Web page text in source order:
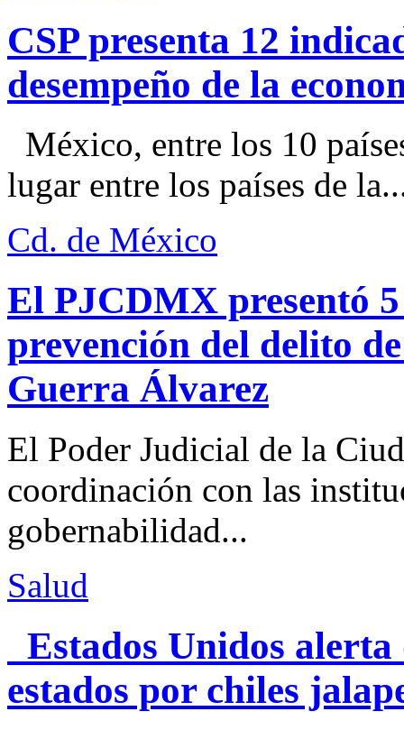
CSP presenta 12
desempeño de la
México, entre los 10
lugar entre los países de
Cd. de México
El PJCDMX presentó
prevención del delito
Guerra Álvarez
El Poder Judicial de la
coordinación con las
gobernabilidad...
Salud
Estados Unidos alerta
estados por chiles